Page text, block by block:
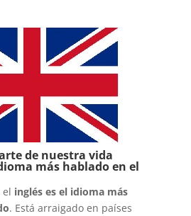
de nuestra vida
más hablado en el
el inglés es el idioma más
. Está arraigado en países